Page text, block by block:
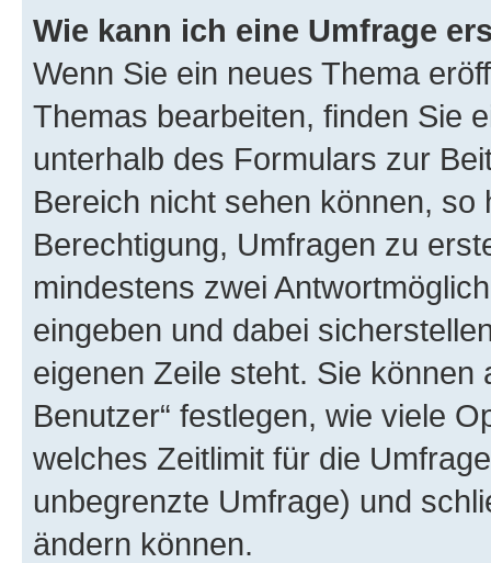
Wie kann ich eine Umfrage
Wenn Sie ein neues Thema
Themas bearbeiten, finden Sie
unterhalb des Formulars zur
Bereich nicht sehen können,
Berechtigung, Umfragen zu
mindestens zwei
eingeben und dabei
eigenen Zeile steht. Sie können
Benutzer“ festlegen, wie viele
welches Zeitlimit für die
unbegrenzte Umfrage) und
ändern können.